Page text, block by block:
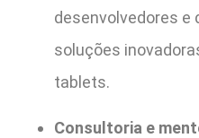
desenvolvedores e
soluções
tablets.
Consultoria e